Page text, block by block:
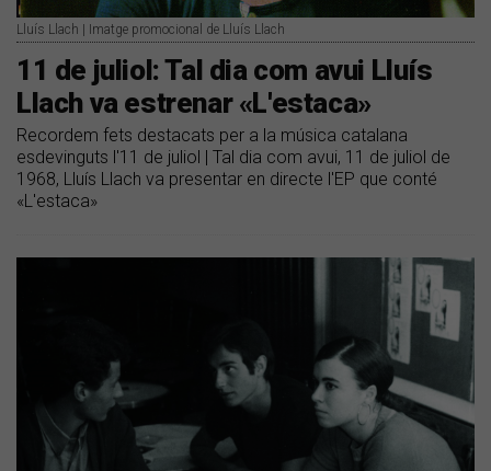
Lluís Llach | Imatge promocional de Lluís Llach
11 de juliol: Tal dia com avui Lluís
Llach va estrenar «L'estaca»
Recordem fets destacats per a la música catalana
esdevinguts l'11 de juliol | Tal dia com avui, 11 de juliol de
1968, Lluís Llach va presentar en directe l'EP que conté
«L'estaca»